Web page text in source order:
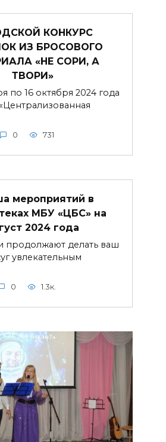
КОНКУРС
ИЗ БРОСОВОГО
«НЕ СОРИ, А
ТВОРИ»
по 16 октября 2024 года
0 731
мероприятий в
МБУ «ЦБС» на
2024 года
продолжают делать ваш
увлекательным
0 1.3к.